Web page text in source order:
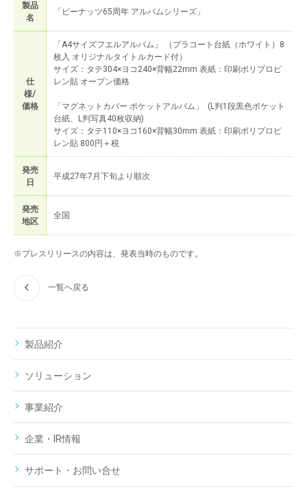
製品
名
「ピーナッツ65周年 アルバムシリーズ」
仕
様/
価格
「A4サイズフエルアルバム」 （プラコート台紙（ホワイト）8
枚入 オリジナルタイトルカード付）
サイズ：タテ304×ヨコ240×背幅22mm 表紙：印刷ポリプロピ
レン貼 オープン価格
「マグネットカバー ポケットアルバム」 (L判1段黒色ポケット
台紙、L判写真40枚収納)
サイズ：タテ110×ヨコ160×背幅30mm 表紙：印刷ポリプロピ
レン貼 800円＋税
発売
日
平成27年7月下旬より順次
発売
地区
全国
※プレスリリースの内容は、発表当時のものです。
一覧へ戻る
製品紹介
ソリューション
事業紹介
企業・IR情報
サポート・お問い合せ